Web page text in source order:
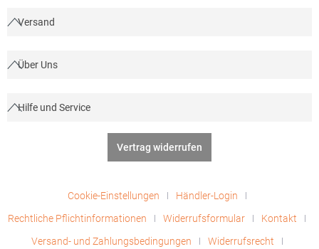
Versand
Über Uns
Hilfe und Service
Vertrag widerrufen
Cookie-Einstellungen
Händler-Login
Rechtliche Pflichtinformationen
Widerrufsformular
Kontakt
Versand- und Zahlungsbedingungen
Widerrufsrecht